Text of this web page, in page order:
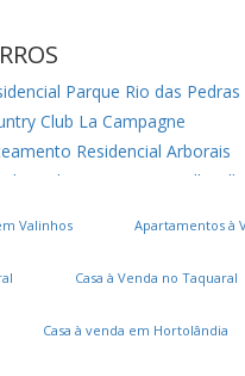
Parque Rio das Pedras
Club La Campagne
Residencial Arborais
Terra Nova
Belle Ville
Residencial Parque São
Maria Helena
Vila Manoel
Santa Marcelina
Valinhos Apartamentos à
Casa à Venda no Taquaral
Casa à venda em Hortolândia